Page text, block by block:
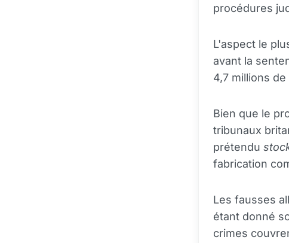
procédures
L'aspect le
avant la
4,7 millions
Bien que le
tribunaux
prétendu
fabrication
Les fausses
étant donné
crimes